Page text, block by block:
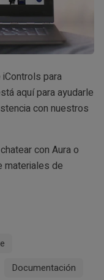
iControls para
aquí para ayudarle
con nuestros
con Aura o
materiales de
Documentación